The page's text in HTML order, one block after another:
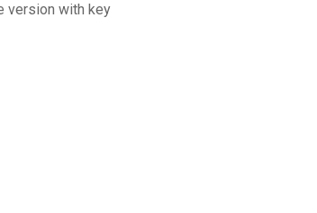
version with key